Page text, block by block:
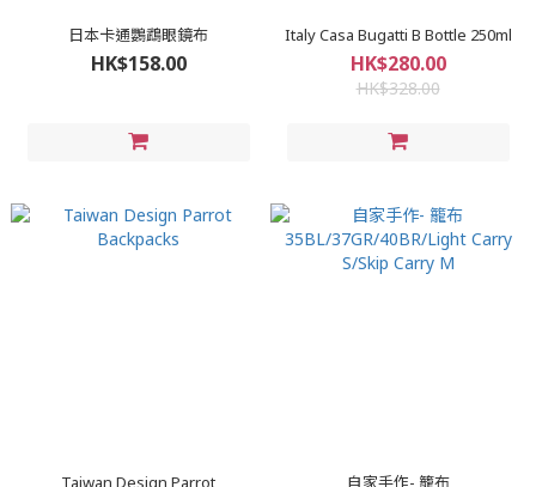
日本卡通鸚鵡眼鏡布
HK$158.00
Italy Casa Bugatti B Bottle 250ml
HK$280.00
HK$328.00
Taiwan Design Parrot 自家手作- 籠布